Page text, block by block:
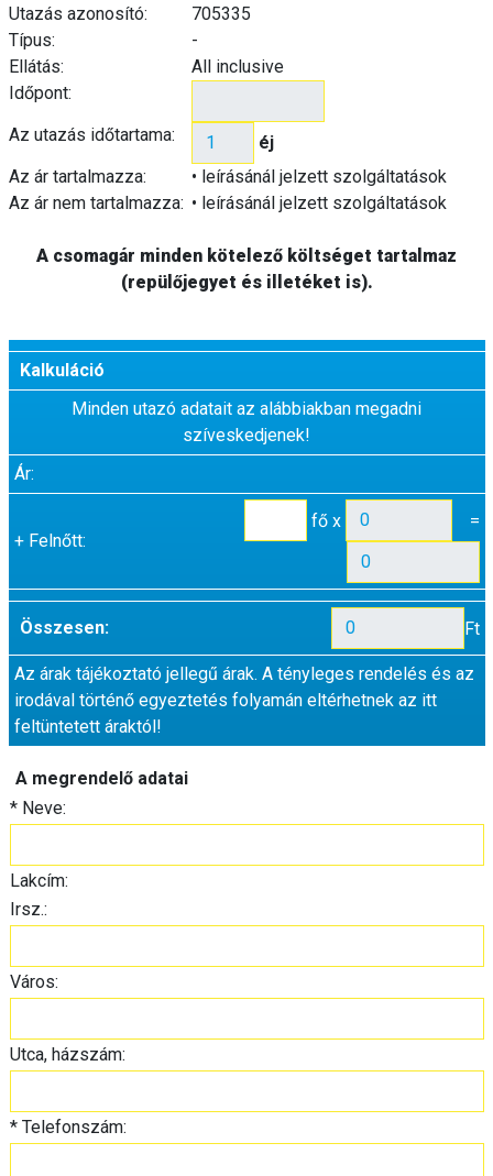
Utazás azonosító:
705335
Típus:
-
Ellátás:
All inclusive
Időpont:
Az utazás időtartama:
éj
Az ár tartalmazza:
• leírásánál jelzett szolgáltatások
Az ár nem tartalmazza: • leírásánál jelzett szolgáltatások
A csomagár minden kötelező költséget tartalmaz
(repülőjegyet és illetéket is).
Kalkuláció
Minden utazó adatait az alábbiakban megadni
szíveskedjenek!
Ár:
+Felnőtt:
fő x =
Összesen: Ft
Az árak tájékoztató jellegű árak. A tényleges rendelés és az
irodával történő egyeztetés folyamán eltérhetnek az itt
feltüntetett áraktól!
A megrendelő adatai
*Neve:
Lakcím:
Irsz.:
Város:
Utca, házszám:
*Telefonszám: